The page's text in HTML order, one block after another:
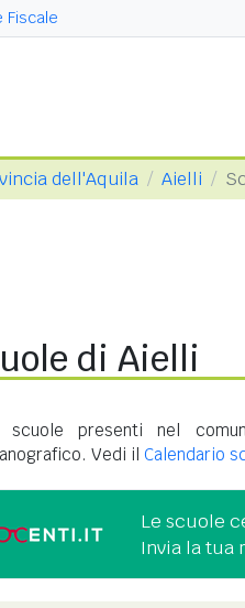
Fiscale
dell'Aquila Aielli
di Aielli
presenti nel
Vedi il Calendario
Le scuole
Invia la tua